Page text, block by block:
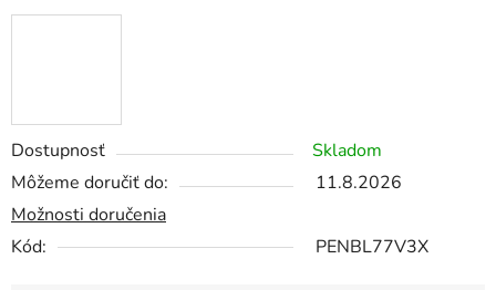
Dostupnosť
Skladom
Môžeme doručiť do:
11.8.2026
Možnosti doručenia
Kód:
PENBL77V3X